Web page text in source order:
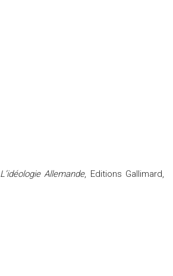
L’idéologie Allemande, Editions Gallimard,